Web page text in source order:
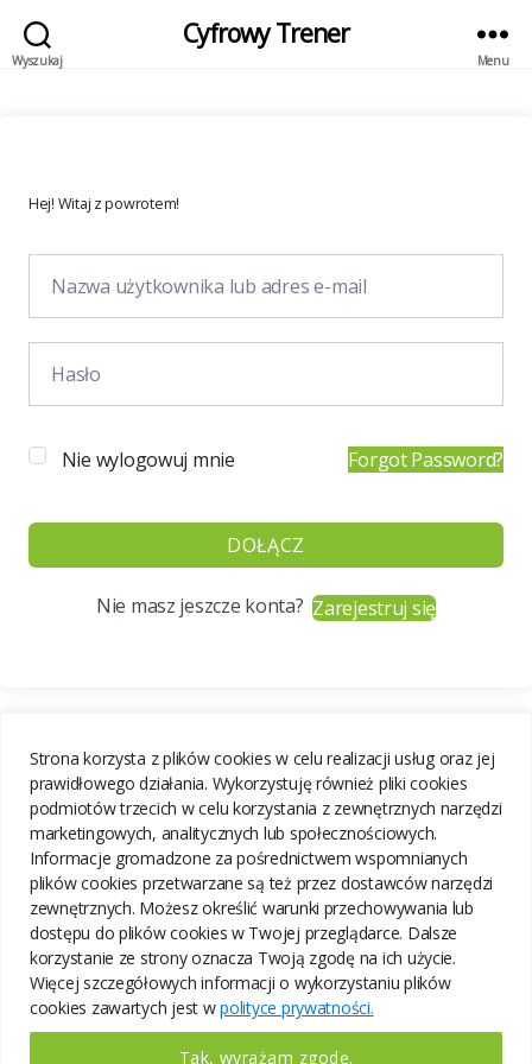
Strona korzysta z plików cookies w celu realizacji usług oraz jej
prawidłowego działania. Wykorzystuję również pliki cookies
podmiotów trzecich w celu korzystania z zewnętrznych narzędzi
marketingowych, analitycznych lub społecznościowych.
Informacje gromadzone za pośrednictwem wspomnianych
plików cookies przetwarzane są też przez dostawców narzędzi
zewnętrznych. Możesz określić warunki przechowywania lub
dostępu do plików cookies w Twojej przeglądarce. Dalsze
korzystanie ze strony oznacza Twoją zgodę na ich użycie.
Więcej szczegółowych informacji o wykorzystaniu plików
cookies zawartych jest wpolityce prywatności.
Tak, wyrażam zgodę.
Wyszukaj
Cyfrowy Trener
Menu
Hej! Witaj z powrotem!
Nie wylogowuj mnie Forgot Password?
DOŁĄCZ
Nie masz jeszcze konta?Zarejestruj się